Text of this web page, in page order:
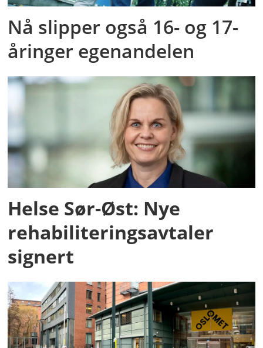
Nå slipper også 16- og 17-
åringer egenandelen
Helse Sør-Øst: Nye
rehabiliteringsavtaler
signert